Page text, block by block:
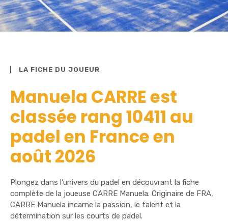
LA FICHE DU JOUEUR
Manuela CARRE est
classée rang 10411 au
padel en France en
août 2026
Plongez dans l’univers du padel en découvrant la fiche
complète de la joueuse CARRE Manuela. Originaire de FRA,
CARRE Manuela incarne la passion, le talent et la
détermination sur les courts de padel.